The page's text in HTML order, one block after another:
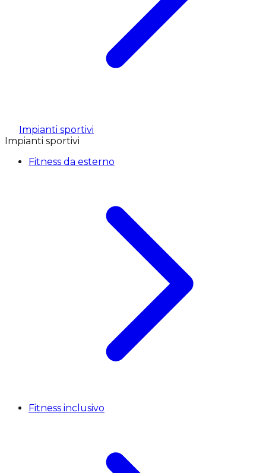
Impianti sportivi
Impianti sportivi
Fitness da esterno
Fitness inclusivo